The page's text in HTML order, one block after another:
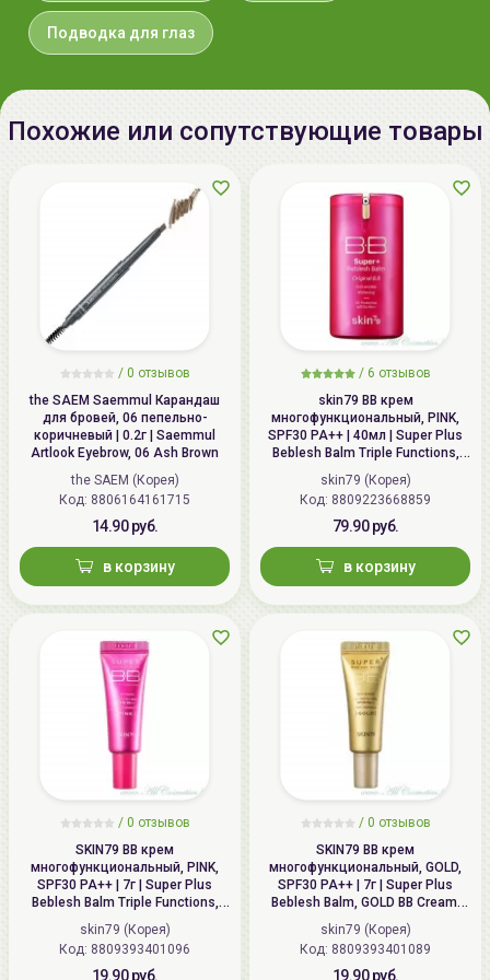
Подводка для глаз
Похожие или сопутствующие товары
/ 0 отзывов
the SAEM Saemmul Карандаш
для бровей, 06 пепельнo-
коричневый | 0.2г | Saemmul
Artlook Eyebrow, 06 Ash Brown
the SAEM (Корея)
Код: 8806164161715
14.90 руб.
в корзину
/ 6 отзывов
skin79 ВВ крем
многофункциональный, PINK,
SPF30 PA++ | 40мл | Super Plus
Beblesh Balm Triple Functions,
PINK BB Cream, SPF30 PA++
skin79 (Корея)
Код: 8809223668859
79.90 руб.
в корзину
/ 0 отзывов
SKIN79 ВВ крем
многофункциональный, PINK,
SPF30 PA++ | 7г | Super Plus
Beblesh Balm Triple Functions,
PINK BB Cream, SPF30 PA++
skin79 (Корея)
Код: 8809393401096
19.90 руб.
/ 0 отзывов
SKIN79 ВВ крем
многофункциональный, GOLD,
SPF30 PA++ | 7г | Super Plus
Beblesh Balm, GOLD BB Cream,
SPF30 PA++
skin79 (Корея)
Код: 8809393401089
19.90 руб.